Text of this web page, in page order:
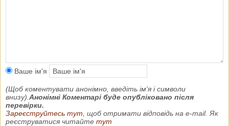
Ваше ім'я
(Щоб коментувати анонімно, введіть ім'я і символи
внизу). Анонімні Коментарі буде опубліковано після
перевірки.
Зареєструйтесь тут , щоб отримати відповідь на e-mail. Як
реєструватися читайте тут